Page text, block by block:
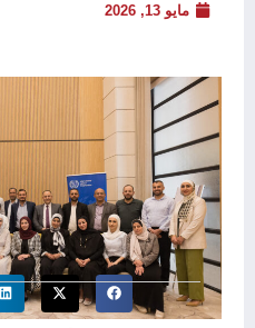
مايو 13, 2026